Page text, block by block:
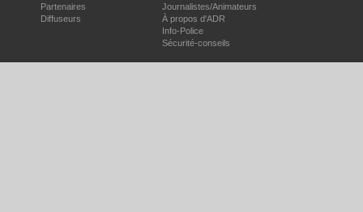
Partenaires
Diffuseurs
Journalistes/Animateurs
À propos d'ADR
Info-Police
Sécurité-conseils